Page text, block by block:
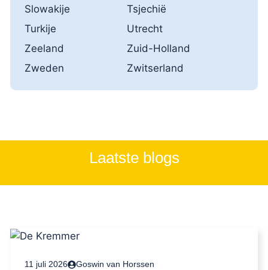
Slowakije
Tsjechië
Turkije
Utrecht
Zeeland
Zuid-Holland
Zweden
Zwitserland
Laatste blogs
11 juli 2026 Goswin van Horssen